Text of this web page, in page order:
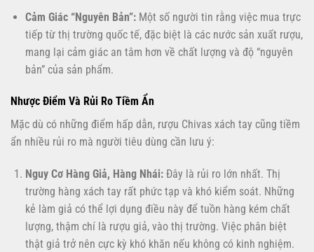
Cảm Giác “Nguyên Bản”:Một số người tin rằng việc mua trực
tiếp từ thị trường quốc tế, đặc biệt là các nước sản xuất rượu,
mang lại cảm giác an tâm hơn về chất lượng và độ “nguyên
bản” của sản phẩm.
Nhược Điểm Và Rủi Ro Tiềm Ẩn
Mặc dù có những điểm hấp dẫn, rượu Chivas xách tay cũng tiềm
ẩn nhiều rủi ro mà người tiêu dùng cần lưu ý:
Nguy Cơ Hàng Giả, Hàng Nhái:Đây là rủi ro lớn nhất. Thị
trường hàng xách tay rất phức tạp và khó kiểm soát. Những
kẻ làm giả có thể lợi dụng điều này để tuồn hàng kém chất
lượng, thậm chí là rượu giả, vào thị trường. Việc phân biệt
thật giả trở nên cực kỳ khó khăn nếu không có kinh nghiệm.